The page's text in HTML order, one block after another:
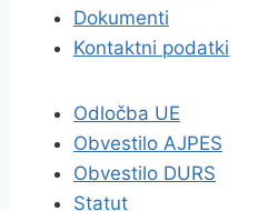
Dokumenti
Kontaktni podatki
Odločba UE
Obvestilo AJPES
Obvestilo DURS
Statut